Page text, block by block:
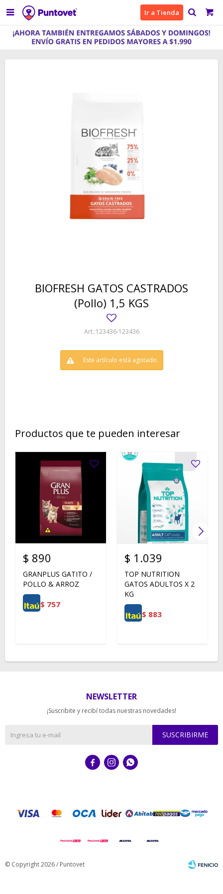
 Ir a Tienda
BIOFRESH GATOS CASTRADOS
(Pollo) 1,5 KGS
123436-123436
Este artículo está agotado.
Productos que te pueden interesar
$ 890
GRANPLUS GATITO /
POLLO & ARROZ
$ 757
$ 1.039
TOP NUTRITION
GATOS ADULTOS X 2
KG
$ 883
NEWSLETTER
¡Suscribite y recibí todas nuestras novedades!
SUSCRIBIRME
  
© Copyright 2026 / Puntovet